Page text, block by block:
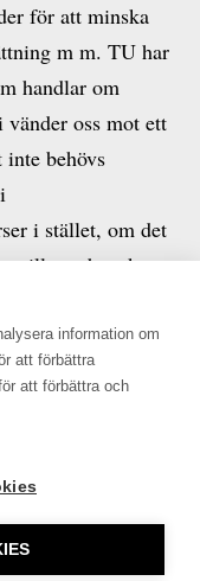
för att minska
m m. TU har
handlar om
oss mot ett
inte behövs
i stället, om det
tillsyn, bevaka,
att de undantag
på att lämna
av
restriktivt.
information om
att förbättra
att förbättra och